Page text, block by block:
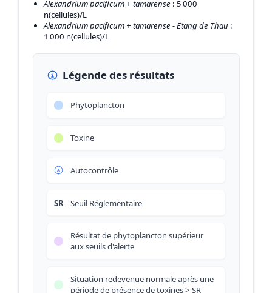
Alexandrium pacificum + tamarense : 5 000
n(cellules)/L
Alexandrium pacificum + tamarense - Etang de Thau :
1 000 n(cellules)/L
Légende des résultats
Phytoplancton
Toxine
Autocontrôle
SR Seuil Réglementaire
Résultat de phytoplancton supérieur
aux seuils d'alerte
Situation redevenue normale après une
période de présence de toxines > SR